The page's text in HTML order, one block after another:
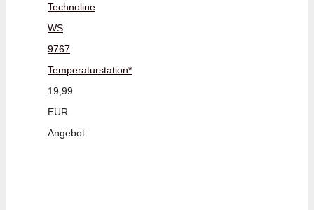
Technoline
WS
9767
Temperaturstation*
19,99
EUR
Angebot